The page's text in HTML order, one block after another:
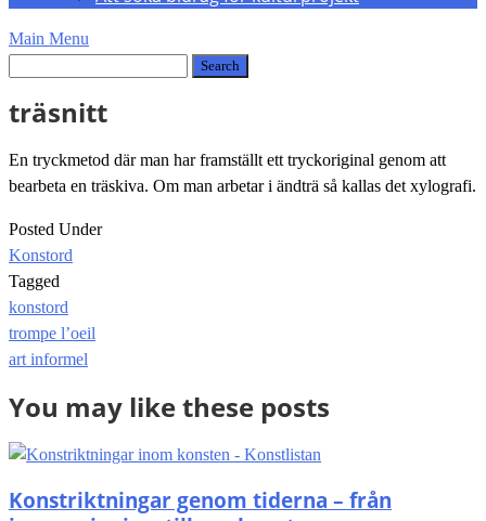
Main Menu
träsnitt
En tryckmetod där man har framställt ett tryckoriginal genom att
bearbeta en träskiva. Om man arbetar i ändträ så kallas det xylografi.
Posted Under
Konstord
Tagged
konstord
Post
navigation
trompe l’oeil
art informel
You may like these posts
Konstriktningar genom tiderna – från